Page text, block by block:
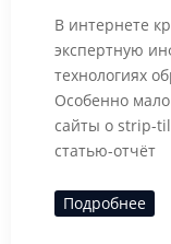
В интернете
экспертную
технологиях
Особенно
сайты о strip-
статью-отчёт
Подробнее